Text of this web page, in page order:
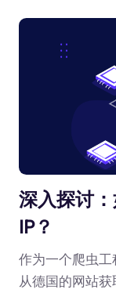
深入探讨
IP？
作为一个爬虫
从德国的网站获